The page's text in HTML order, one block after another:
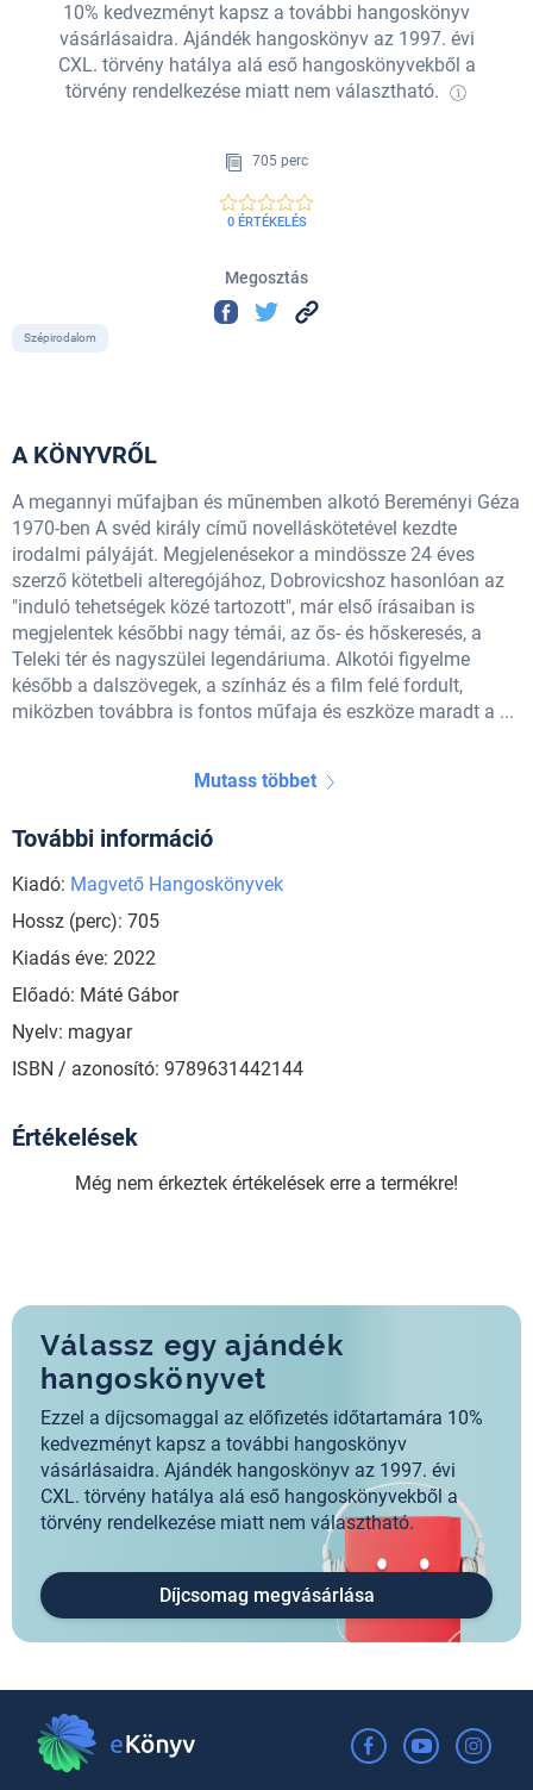
10% kedvezményt kapsz a további hangoskönyv
vásárlásaidra. Ajándék hangoskönyv az 1997. évi
CXL. törvény hatálya alá eső hangoskönyvekből a
törvény rendelkezése miatt nem választható.
705 perc
0 ÉRTÉKELÉS
Megosztás
Szépirodalom
A KÖNYVRŐL
A megannyi műfajban és műnemben alkotó Bereményi Géza
1970-ben A svéd király című novelláskötetével kezdte
irodalmi pályáját. Megjelenésekor a mindössze 24 éves
szerző kötetbeli alteregójához, Dobrovicshoz hasonlóan az
"induló tehetségek közé tartozott", már első írásaiban is
megjelentek későbbi nagy témái, az ős- és hőskeresés, a
Teleki tér és nagyszülei legendáriuma. Alkotói figyelme
később a dalszövegek, a színház és a film felé fordult,
miközben továbbra is fontos műfaja és eszköze maradt a ...
Mutass többet
További információ
Kiadó: Magvető Hangoskönyvek
Hossz (perc): 705
Kiadás éve: 2022
Előadó: Máté Gábor
Nyelv: magyar
ISBN / azonosító: 9789631442144
Értékelések
Még nem érkeztek értékelések erre a termékre!
Válassz egy ajándék
hangoskönyvet
Ezzel a díjcsomaggal az előfizetés időtartamára 10%
kedvezményt kapsz a további hangoskönyv
vásárlásaidra. Ajándék hangoskönyv az 1997. évi
CXL. törvény hatálya alá eső hangoskönyvekből a
törvény rendelkezése miatt nem választható.
Díjcsomag megvásárlása